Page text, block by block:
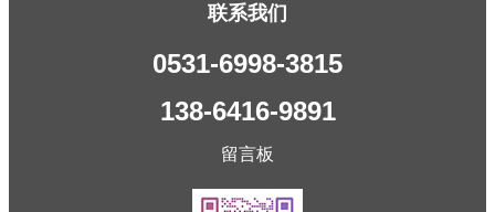
联系我们
0531-6998-3815
138-6416-9891
留言板